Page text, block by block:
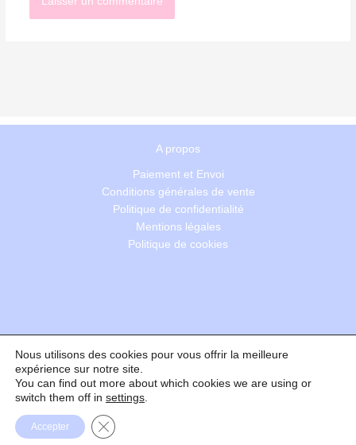
A propos
Paiement et Envoi
Conditions générales de vente
Politique de confidentialité
Mentions légales
Politique de cookies
Recherche
Nous utilisons des cookies pour vous offrir la meilleure
expérience sur notre site.
You can find out more about which cookies we are using or
switch them off in settings
Accepter Fermer la bannière des cookies GDPR